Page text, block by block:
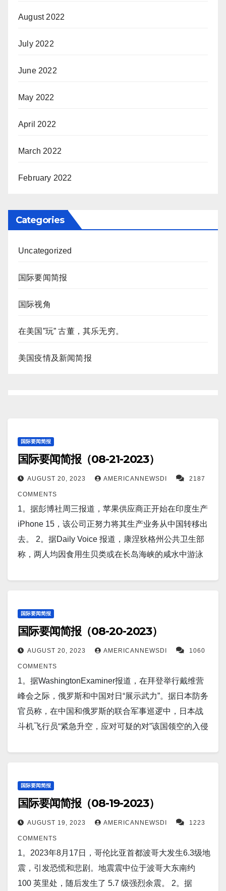
August 2022
July 2022
June 2022
May 2022
April 2022
March 2022
February 2022
Categories
Uncategorized
国际要闻简报
国际视角
在美国”玩” 古董，其乐无穷。
美国疫情及新闻简报
国际要闻简报
国际要闻简报（08-21-2023）
AUGUST 20, 2023 AMERICANNEWSDI 2187
COMMENTS
1。据彭博社周三报道，苹果供应商正开始在印度生产
iPhone 15，该公司正努力将其生产业务从中国转移出
去。 2。据Daily Voice 报道，康涅狄格州公共卫生部
称，两人均因食用生贝类或在长岛海峡的咸水中游泳
危及生命的感染。康涅狄格州公共卫生专员马尼沙·朱
萨尼(Manisha Juthani) 表示：“如果你有开放性伤口，
切勿进入水中，因为水中存在大量细菌。” 3。北京
多访华，此前她的机构实施的外国投资管制，令众多
中国企业受到了打击。 4。据AOL Corp 报道，人工智
能的热潮正在对就业市场产生影响，而且如果你能得
到的话，薪水也相当可观。Netflix 最近发布了一个职
达 90 万美元的薪酬。 5。据AOL 报道，一位基金经理
烦”——因为人们正在使用 ChatGPT 来处理复杂的合
同。 6。据CNN报道，美国、日本和韩国领导人在戴
Nation News Desk报道，在一场突显邻国之间不断增
长的合作与友谊的仪式上，印度驻斯里兰卡高级专员
公署向斯里兰卡空军移交了一架多尼尔海上侦察机，
以纪念印度独立 77 周年。 8。据NPR 报道，俄罗斯和
印度都将于下周登陆月球。俄罗斯的Luna-25任务目前
国际要闻简报
国际要闻简报（08-20-2023）
AUGUST 20, 2023 AMERICANNEWSDI 1060
COMMENTS
1。据WashingtonExaminer报道，在拜登举行戴维营
峰会之际，俄罗斯和中国对日“展示武力”。据日本防务
官员称，在中国和俄罗斯的联合军事巡逻中，日本战
斗机飞行员“紧急升空，应对可疑的对”该国领空的入侵
一代深空运输系统，由两个完全可重复使用的元件组
成：一个名为Super Heavy 的巨大第一级助推器和一
个名为 Starship 的 165 英尺（50 米）高的上级航天
署，以恢复被驱逐的尼日尔总统的权力。西非国家集
团的一名官员表示，该地区 11 个国家已同意派遣军队
进行军事部署，旨在恢复尼日尔上个月政变后民选总
国际要闻简报
国际要闻简报（08-19-2023）
AUGUST 19, 2023 AMERICANNEWSDI 1223
COMMENTS
1。2023年8月17日，哥伦比亚首都波哥大发生6.3级地
震，引发恐慌和悲剧。地震震中位于波哥大东南约
100 英里处，随后发生了 5.7 级强烈余震。 2。据